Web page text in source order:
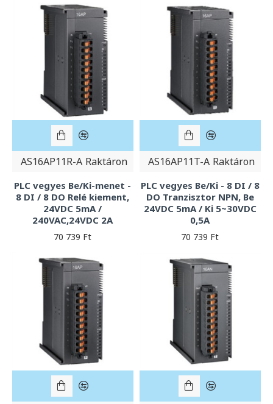
AS16AP11R-A Raktáron
PLC vegyes Be/Ki-menet -
8 DI / 8 DO Relé kiement,
24VDC 5mA /
240VAC,24VDC 2A
70 739 Ft
AS16AP11T-A Raktáron
PLC vegyes Be/Ki - 8 DI / 8
DO Tranzisztor NPN, Be
24VDC 5mA / Ki 5~30VDC
0,5A
70 739 Ft